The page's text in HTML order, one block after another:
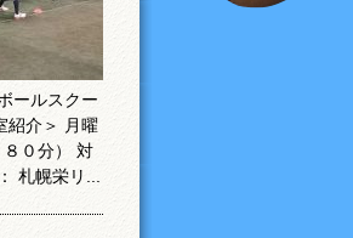
ールスクー
紹介＞ 月曜
０分） 対
札幌栄リ...